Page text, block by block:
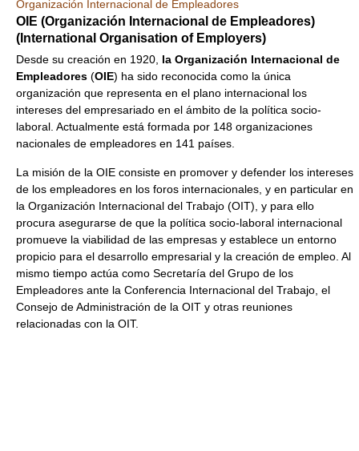
Organización Internacional de Empleadores
OIE (Organización Internacional de Empleadores)
(International Organisation of Employers)
Desde su creación en 1920, la Organización Internacional de
Empleadores (OIE) ha sido reconocida como la única
organización que representa en el plano internacional los
intereses del empresariado en el ámbito de la política socio-
laboral. Actualmente está formada por 148 organizaciones
nacionales de empleadores en 141 países.
La misión de la OIE consiste en promover y defender los intereses
de los empleadores en los foros internacionales, y en particular en
la Organización Internacional del Trabajo (OIT), y para ello
procura asegurarse de que la política socio-laboral internacional
promueve la viabilidad de las empresas y establece un entorno
propicio para el desarrollo empresarial y la creación de empleo. Al
mismo tiempo actúa como Secretaría del Grupo de los
Empleadores ante la Conferencia Internacional del Trabajo, el
Consejo de Administración de la OIT y otras reuniones
relacionadas con la OIT.